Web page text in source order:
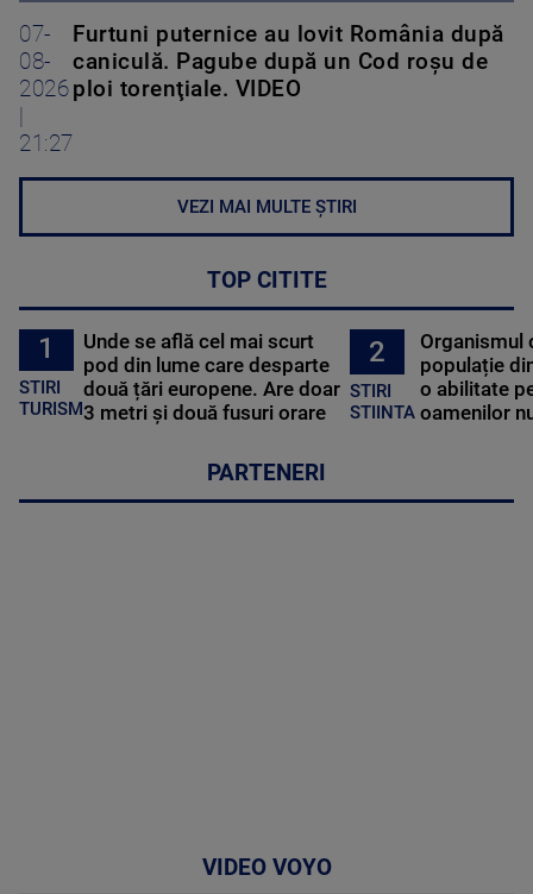
07-
08-
2026
21:27
Furtuni puternice au lovit România după
caniculă. Pagube după un Cod roşu de
ploi torenţiale. VIDEO
VEZI MAI MULTE ȘTIRI
TOP CITITE
1
STIRI
TURISM
Unde se află cel mai scurt
pod din lume care desparte
două țări europene. Are doar
3 metri și două fusuri orare
2
STIRI
STIINTA
Organismul
populație
o abilitate
oamenilor
PARTENERI
VIDEO VOYO